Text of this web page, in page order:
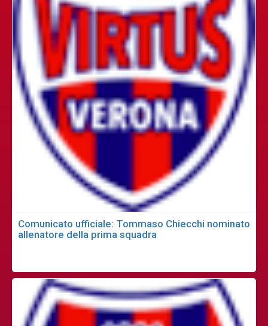
Comunicato ufficiale: Tommaso Chiecchi nominato
allenatore della prima squadra